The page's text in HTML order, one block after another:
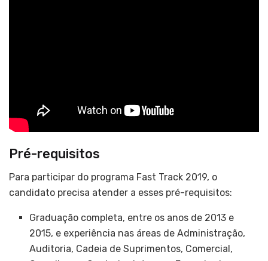
Pré-requisitos
Para participar do programa Fast Track 2019, o
candidato precisa atender a esses pré-requisitos:
Graduação completa, entre os anos de 2013 e
2015, e experiência nas áreas de Administração,
Auditoria, Cadeia de Suprimentos, Comercial,